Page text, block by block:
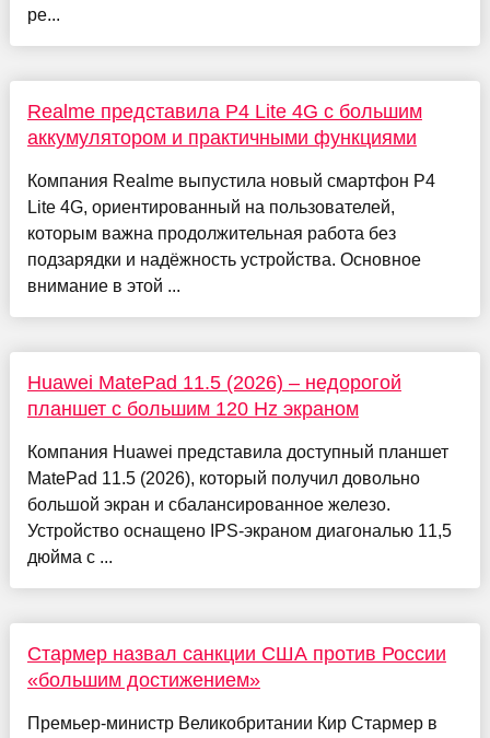
ре...
Realme представила P4 Lite 4G с большим
аккумулятором и практичными функциями
Компания Realme выпустила новый смартфон P4
Lite 4G, ориентированный на пользователей,
которым важна продолжительная работа без
подзарядки и надёжность устройства. Основное
внимание в этой ...
Huawei MatePad 11.5 (2026) – недорогой
планшет с большим 120 Hz экраном
Компания Huawei представила доступный планшет
MatePad 11.5 (2026), который получил довольно
большой экран и сбалансированное железо.
Устройство оснащено IPS-экраном диагональю 11,5
дюйма с ...
Стармер назвал санкции США против России
«большим достижением»
Премьер-министр Великобритании Кир Стармер в